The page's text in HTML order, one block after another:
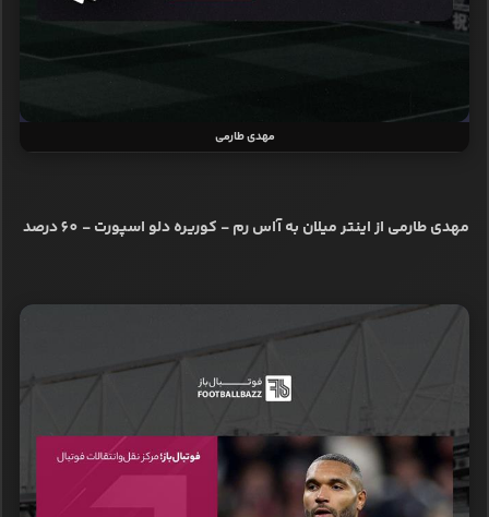
مهدی طارمی
مهدی طارمی از اینتر میلان به آاس رم - کوریره دلو اسپورت - 60 درصد